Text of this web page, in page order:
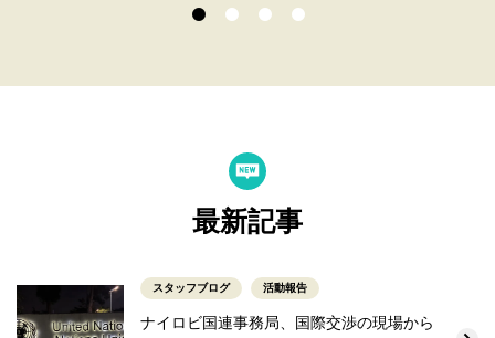
最新記事
スタッフブログ 活動報告
ナイロビ国連事務局、国際交渉の現場から